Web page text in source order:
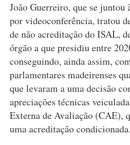
João Guerreiro, que se juntou
por videoconferência, tratou
de não acreditação do ISAL,
órgão a que presidiu entre
conseguindo, ainda assim,
parlamentares madeirenses
que levaram a uma decisão
apreciações técnicas
Externa de Avaliação (CAE),
uma acreditação condicionada.